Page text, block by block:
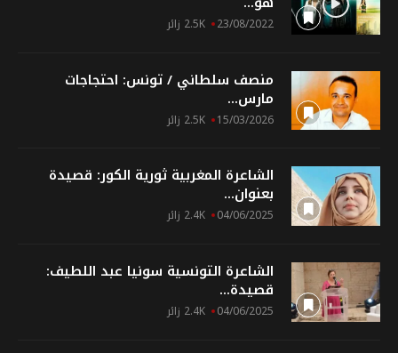
23/08/2022 2.5K زائر
منصف سلطاني / تونس: احتجاجات
مارس...
15/03/2026 2.5K زائر
الشاعرة المغربية ثورية الكور: قصيدة
بعنوان...
04/06/2025 2.4K زائر
الشاعرة التونسية سونيا عبد اللطيف:
قصيدة...
04/06/2025 2.4K زائر